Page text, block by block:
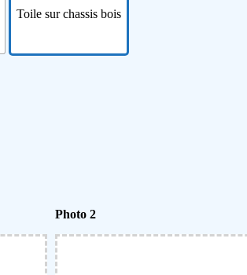
Toile sur chassis bois
Photo 2